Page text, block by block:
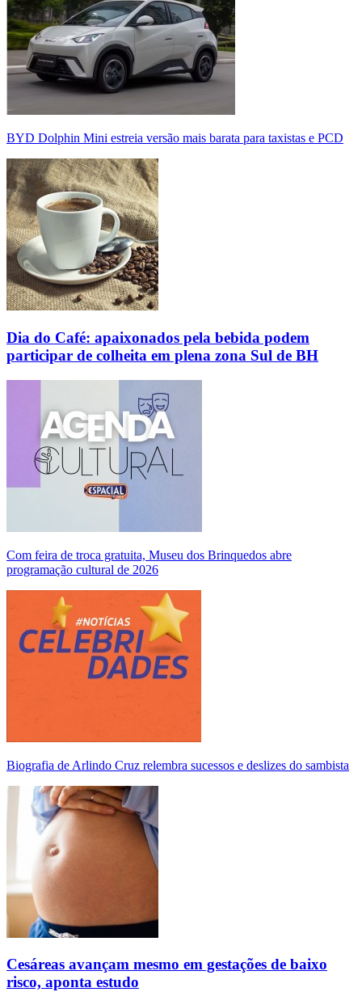
BYD Dolphin Mini estreia versão mais barata para taxistas e PCD
Dia do Café: apaixonados pela bebida podem
participar de colheita em plena zona Sul de BH
Com feira de troca gratuita, Museu dos Brinquedos abre
programação cultural de 2026
Biografia de Arlindo Cruz relembra sucessos e deslizes do sambista
Cesáreas avançam mesmo em gestações de baixo
risco, aponta estudo